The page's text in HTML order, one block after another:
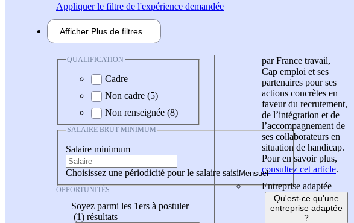
Appliquerle filtre de l'expérience demandée
Afficher Plus de filtres
QUALIFICATION
Cadre
Non cadre (5)
Non renseignée (8)
SALAIRE BRUT MINIMUM
Salaire minimum
Choisissez une périodicité pour le salaire saisi
OPPORTUNITÉS
Soyez parmi les 1ers à postuler
(1) résultats
par France travail,
Cap emploi et ses
partenaires pour ses
actions concrètes en
faveur du recrutement,
de l’intégration et de
l’accompagnement de
ses collaborateurs en
situation de handicap.
Pour en savoir plus,
consultez cet article.
Entreprise adaptée
Qu'est-ce qu'une
entreprise adaptée
?